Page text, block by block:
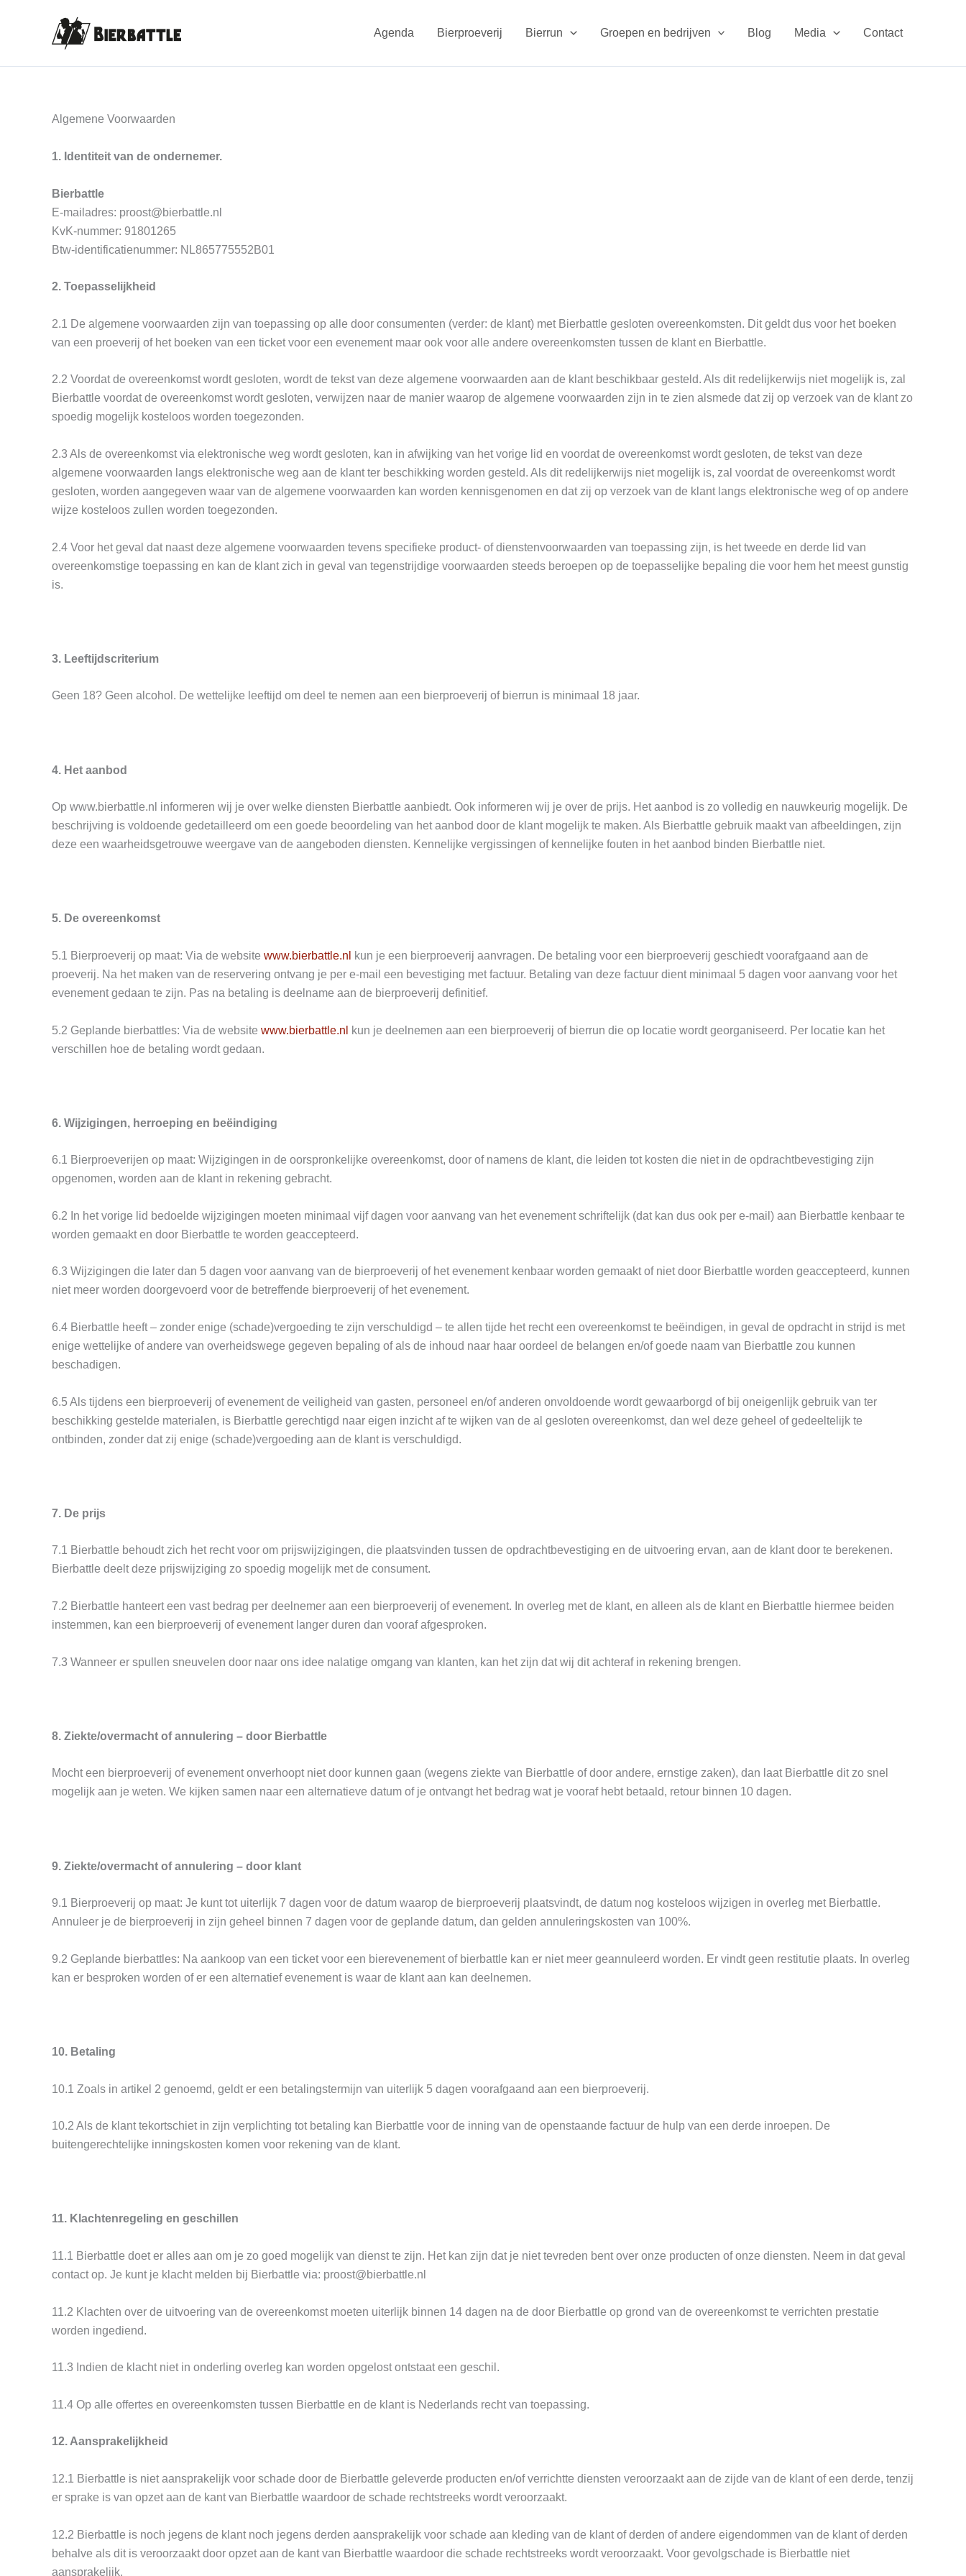
inhoud
Agenda Bierproeverij Bierrun Groepen en bedrijven Blog Media Contact
Algemene Voorwaarden
1. Identiteit van de ondernemer.
Bierbattle
E-mailadres: proost@bierbattle.nl
KvK-nummer: 91801265
Btw-identificatienummer: NL865775552B01
2. Toepasselijkheid
2.1 De algemene voorwaarden zijn van toepassing op alle door consumenten (verder: de klant) met Bierbattle gesloten overeenkomsten. Dit geldt dus voor het boeken
van een proeverij of het boeken van een ticket voor een evenement maar ook voor alle andere overeenkomsten tussen de klant en Bierbattle.
2.2 Voordat de overeenkomst wordt gesloten, wordt de tekst van deze algemene voorwaarden aan de klant beschikbaar gesteld. Als dit redelijkerwijs niet mogelijk is, zal
Bierbattle voordat de overeenkomst wordt gesloten, verwijzen naar de manier waarop de algemene voorwaarden zijn in te zien alsmede dat zij op verzoek van de klant zo
spoedig mogelijk kosteloos worden toegezonden.
2.3 Als de overeenkomst via elektronische weg wordt gesloten, kan in afwijking van het vorige lid en voordat de overeenkomst wordt gesloten, de tekst van deze
algemene voorwaarden langs elektronische weg aan de klant ter beschikking worden gesteld. Als dit redelijkerwijs niet mogelijk is, zal voordat de overeenkomst wordt
gesloten, worden aangegeven waar van de algemene voorwaarden kan worden kennisgenomen en dat zij op verzoek van de klant langs elektronische weg of op andere
wijze kosteloos zullen worden toegezonden.
2.4 Voor het geval dat naast deze algemene voorwaarden tevens specifieke product- of dienstenvoorwaarden van toepassing zijn, is het tweede en derde lid van
overeenkomstige toepassing en kan de klant zich in geval van tegenstrijdige voorwaarden steeds beroepen op de toepasselijke bepaling die voor hem het meest gunstig
is.
3. Leeftijdscriterium
Geen 18? Geen alcohol. De wettelijke leeftijd om deel te nemen aan een bierproeverij of bierrun is minimaal 18 jaar.
4. Het aanbod
Op www.bierbattle.nl informeren wij je over welke diensten Bierbattle aanbiedt. Ook informeren wij je over de prijs. Het aanbod is zo volledig en nauwkeurig mogelijk. De
beschrijving is voldoende gedetailleerd om een goede beoordeling van het aanbod door de klant mogelijk te maken. Als Bierbattle gebruik maakt van afbeeldingen, zijn
deze een waarheidsgetrouwe weergave van de aangeboden diensten. Kennelijke vergissingen of kennelijke fouten in het aanbod binden Bierbattle niet.
5. De overeenkomst
5.1 Bierproeverij op maat: Via de website www.bierbattle.nl
kun je een bierproeverij aanvragen. De betaling voor een bierproeverij geschiedt voorafgaand aan de
proeverij. Na het maken van de reservering ontvang je per e-mail een bevestiging met factuur. Betaling van deze factuur dient minimaal 5 dagen voor aanvang voor het
evenement gedaan te zijn. Pas na betaling is deelname aan de bierproeverij definitief.
5.2 Geplande bierbattles: Via de website www.bierbattle.nl
kun je deelnemen aan een bierproeverij of bierrun die op locatie wordt georganiseerd. Per locatie kan het
verschillen hoe de betaling wordt gedaan.
6. Wijzigingen, herroeping en beëindiging
6.1 Bierproeverijen op maat: Wijzigingen in de oorspronkelijke overeenkomst, door of namens de klant, die leiden tot kosten die niet in de opdrachtbevestiging zijn
opgenomen, worden aan de klant in rekening gebracht.
6.2 In het vorige lid bedoelde wijzigingen moeten minimaal vijf dagen voor aanvang van het evenement schriftelijk (dat kan dus ook per e-mail) aan Bierbattle kenbaar te
worden gemaakt en door Bierbattle te worden geaccepteerd.
6.3 Wijzigingen die later dan 5 dagen voor aanvang van de bierproeverij of het evenement kenbaar worden gemaakt of niet door Bierbattle worden geaccepteerd, kunnen
niet meer worden doorgevoerd voor de betreffende bierproeverij of het evenement.
6.4 Bierbattle heeft – zonder enige (schade)vergoeding te zijn verschuldigd – te allen tijde het recht een overeenkomst te beëindigen, in geval de opdracht in strijd is met
enige wettelijke of andere van overheidswege gegeven bepaling of als de inhoud naar haar oordeel de belangen en/of goede naam van Bierbattle zou kunnen
beschadigen.
6.5 Als tijdens een bierproeverij of evenement de veiligheid van gasten, personeel en/of anderen onvoldoende wordt gewaarborgd of bij oneigenlijk gebruik van ter
beschikking gestelde materialen, is Bierbattle gerechtigd naar eigen inzicht af te wijken van de al gesloten overeenkomst, dan wel deze geheel of gedeeltelijk te
ontbinden, zonder dat zij enige (schade)vergoeding aan de klant is verschuldigd.
7. De prijs
7.1 Bierbattle behoudt zich het recht voor om prijswijzigingen, die plaatsvinden tussen de opdrachtbevestiging en de uitvoering ervan, aan de klant door te berekenen.
Bierbattle deelt deze prijswijziging zo spoedig mogelijk met de consument.
7.2 Bierbattle hanteert een vast bedrag per deelnemer aan een bierproeverij of evenement. In overleg met de klant, en alleen als de klant en Bierbattle hiermee beiden
instemmen, kan een bierproeverij of evenement langer duren dan vooraf afgesproken.
7.3 Wanneer er spullen sneuvelen door naar ons idee nalatige omgang van klanten, kan het zijn dat wij dit achteraf in rekening brengen.
8. Ziekte/overmacht of annulering – door Bierbattle
Mocht een bierproeverij of evenement onverhoopt niet door kunnen gaan (wegens ziekte van Bierbattle of door andere, ernstige zaken), dan laat Bierbattle dit zo snel
mogelijk aan je weten. We kijken samen naar een alternatieve datum of je ontvangt het bedrag wat je vooraf hebt betaald, retour binnen 10 dagen.
9. Ziekte/overmacht of annulering – door klant
9.1 Bierproeverij op maat: Je kunt tot uiterlijk 7 dagen voor de datum waarop de bierproeverij plaatsvindt, de datum nog kosteloos wijzigen in overleg met Bierbattle.
Annuleer je de bierproeverij in zijn geheel binnen 7 dagen voor de geplande datum, dan gelden annuleringskosten van 100%.
9.2 Geplande bierbattles: Na aankoop van een ticket voor een bierevenement of bierbattle kan er niet meer geannuleerd worden. Er vindt geen restitutie plaats. In overleg
kan er besproken worden of er een alternatief evenement is waar de klant aan kan deelnemen.
10. Betaling
10.1 Zoals in artikel 2 genoemd, geldt er een betalingstermijn van uiterlijk 5 dagen voorafgaand aan een bierproeverij.
10.2 Als de klant tekortschiet in zijn verplichting tot betaling kan Bierbattle voor de inning van de openstaande factuur de hulp van een derde inroepen. De
buitengerechtelijke inningskosten komen voor rekening van de klant.
11. Klachtenregeling en geschillen
11.1 Bierbattle doet er alles aan om je zo goed mogelijk van dienst te zijn. Het kan zijn dat je niet tevreden bent over onze producten of onze diensten. Neem in dat geval
contact op. Je kunt je klacht melden bij Bierbattle via: proost@bierbattle.nl
11.2 Klachten over de uitvoering van de overeenkomst moeten uiterlijk binnen 14 dagen na de door Bierbattle op grond van de overeenkomst te verrichten prestatie
worden ingediend.
11.3 Indien de klacht niet in onderling overleg kan worden opgelost ontstaat een geschil.
11.4 Op alle offertes en overeenkomsten tussen Bierbattle en de klant is Nederlands recht van toepassing.
12. Aansprakelijkheid
12.1 Bierbattle is niet aansprakelijk voor schade door de Bierbattle geleverde producten en/of verrichtte diensten veroorzaakt aan de zijde van de klant of een derde, tenzij
er sprake is van opzet aan de kant van Bierbattle waardoor de schade rechtstreeks wordt veroorzaakt.
12.2 Bierbattle is noch jegens de klant noch jegens derden aansprakelijk voor schade aan kleding van de klant of derden of andere eigendommen van de klant of derden
behalve als dit is veroorzaakt door opzet aan de kant van Bierbattle waardoor die schade rechtstreeks wordt veroorzaakt. Voor gevolgschade is Bierbattle niet
aansprakelijk.